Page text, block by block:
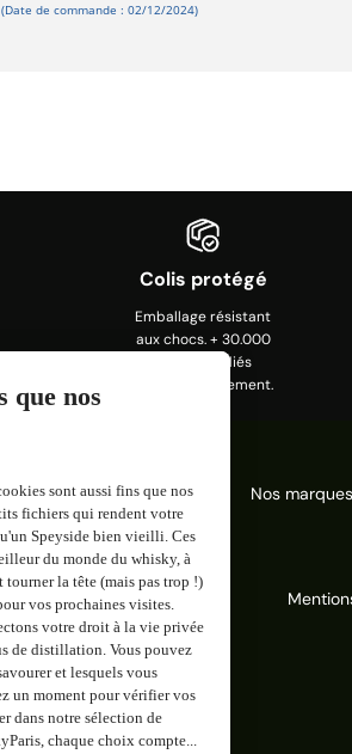
(Date de commande : 02/12/2024)
Colis protégé
Emballage résistant
aux chocs. + 30.000
colis expédiés
depuis le lancement.
Nos